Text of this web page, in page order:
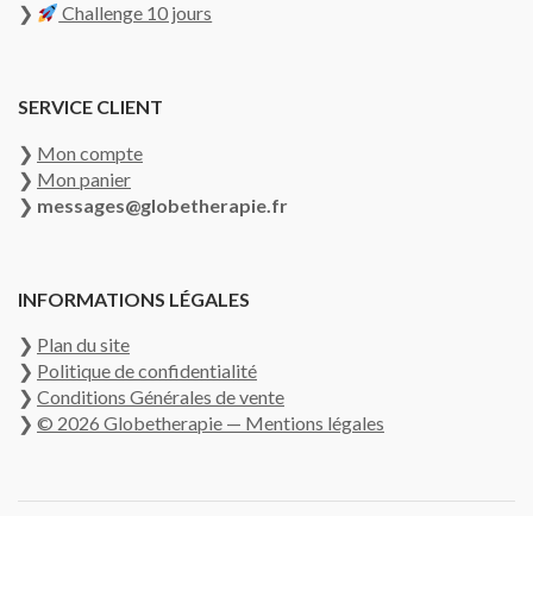
❯
Challenge 10 jours
SERVICE CLIENT
❯ Mon compte
❯ Mon panier
❯ messages@globetherapie.fr
INFORMATIONS LÉGALES
❯ Plan du site
❯ Politique de confidentialité
❯ Conditions Générales de vente
❯ © 2026 Globetherapie — Mentions légales